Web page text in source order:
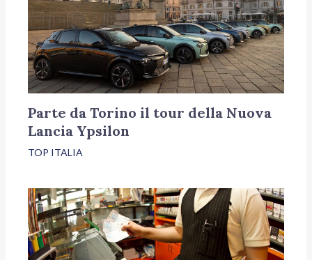
Parte da Torino il tour della Nuova
Lancia Ypsilon
TOP ITALIA